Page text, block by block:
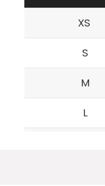
XS
S
M
L